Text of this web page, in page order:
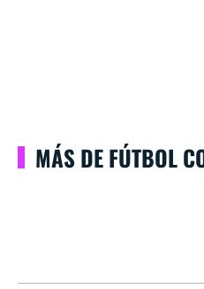
MÁS DE FÚTBOL